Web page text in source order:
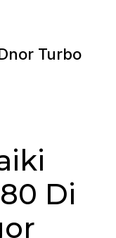
Turbo
Di